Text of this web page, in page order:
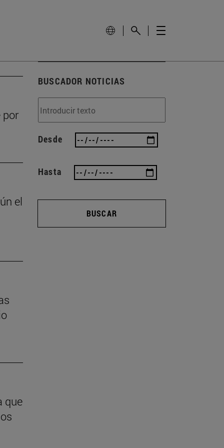
por
el
que
BUSCADOR NOTICIAS
Desde
Hasta
BUSCAR